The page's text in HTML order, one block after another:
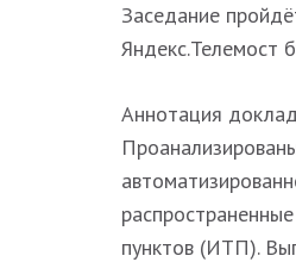
Заседание
Яндекс.Телемост
Аннотация
пунктов (ИТП).